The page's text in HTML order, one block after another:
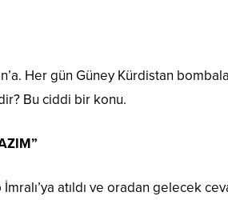
Her gün Güney Kürdistan
Bu ciddi bir konu.
atıldı ve oradan gelecek